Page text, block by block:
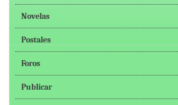
Novelas
Postales
Foros
Publicar